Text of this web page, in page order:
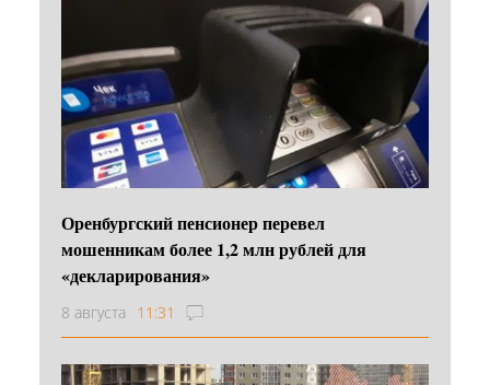
Оренбургский пенсионер перевел
мошенникам более 1,2 млн рублей для
«декларирования»
8 августа 11:31